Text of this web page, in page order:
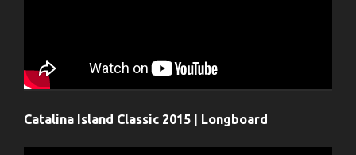
Catalina Island Classic 2015 | Longboard